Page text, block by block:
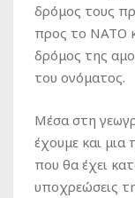
δρόμος τους
προς το ΝΑΤΟ
δρόμος της
του ονόματος.
Μέσα στη
έχουμε και μια
που θα έχει
υποχρεώσεις